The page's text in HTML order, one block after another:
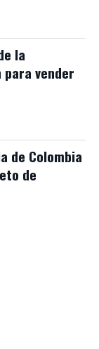
la
vender
de Colombia
de